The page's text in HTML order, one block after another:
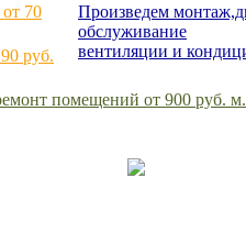
70
Произведем
обслуживание
вентиляции и
руб.
помещений от 900 руб.